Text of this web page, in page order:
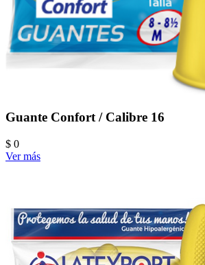
Guante Confort / Calibre 16
$ 0
Ver más